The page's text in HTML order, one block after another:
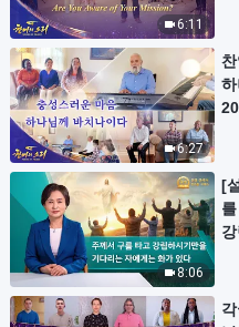
9:32
뿐 아
신 하나
8:57
합창
백성들
하나님
7:24
합창
하나님
다＞
네
6:11
6:27
8:06
[